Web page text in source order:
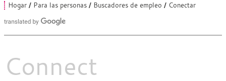
o
i
De nuestra parte
En el sitio
Laboral
U
t
e
s
t
á
Hogar Para las personas Buscadores de empleo Conectar
Connect